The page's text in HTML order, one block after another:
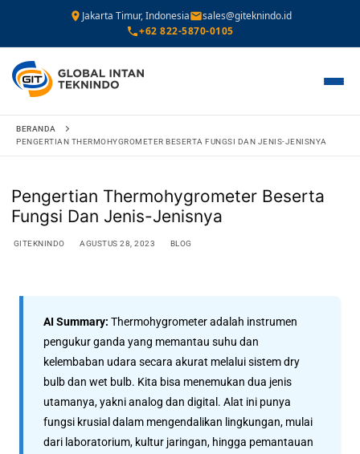
Jakarta Timur, Indonesia
sales@giteknindo.id
+62 822-5870-0105
BERANDA
PENGERTIAN THERMOHYGROMETER BESERTA FUNGSI DAN JENIS-JENISNYA
Pengertian Thermohygrometer Beserta
Fungsi Dan Jenis-Jenisnya
GITEKNINDO AGUSTUS 28, 2023 BLOG
AI Summary: Thermohygrometer adalah instrumen
pengukur ganda yang memantau suhu dan
kelembaban udara secara akurat melalui sistem dry
bulb dan wet bulb. Kita bisa menemukan dua jenis
utamanya, yakni analog dan digital. Alat ini punya
fungsi krusial dalam mengendalikan lingkungan, mulai
dari laboratorium, kultur jaringan, hingga pemantauan